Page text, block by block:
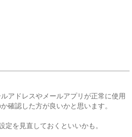
アドレスやメールアプリが正常に使用
確認した方が良いかと思います。
定を見直しておくといいかも。